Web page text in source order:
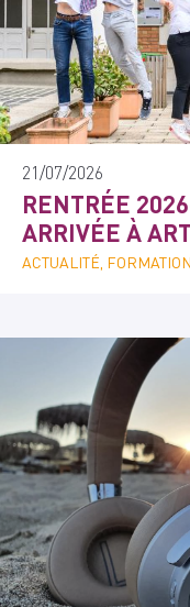
21/07/2026
RENTRÉE
ARRIVÉE À
ACTUALITÉ,